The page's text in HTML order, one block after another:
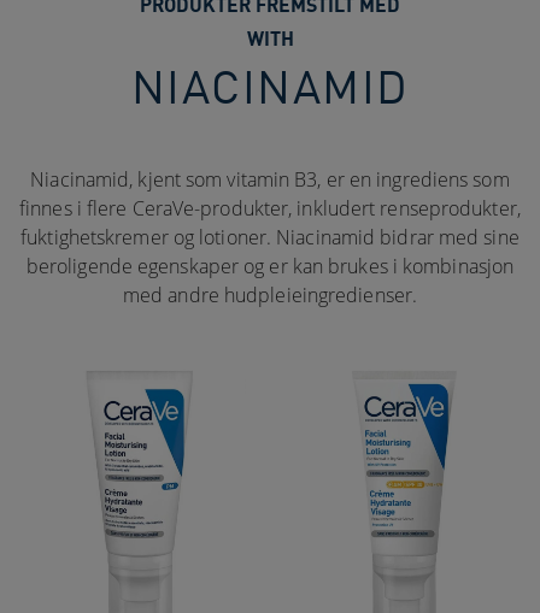
WITH
NIACINAMID
Niacinamid, kjent som vitamin B3, er en ingrediens som
finnes i flere CeraVe-produkter, inkludert renseprodukter,
fuktighetskremer og lotioner. Niacinamid bidrar med sine
beroligende egenskaper og er kan brukes i kombinasjon
med andre hudpleieingredienser.